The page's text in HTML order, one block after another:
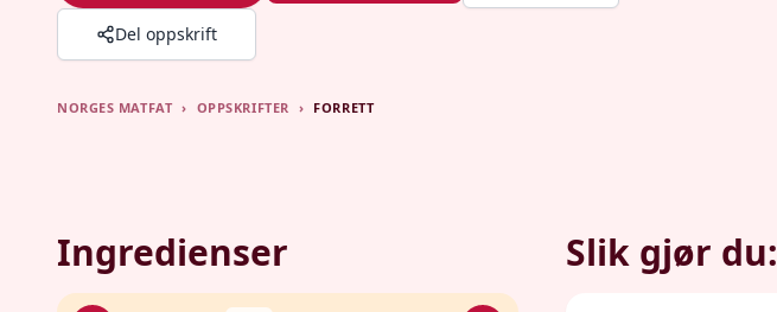
Del oppskrift
NORGES MATFAT › OPPSKRIFTER › FORRETT
Ingredienser Slik gjør du: